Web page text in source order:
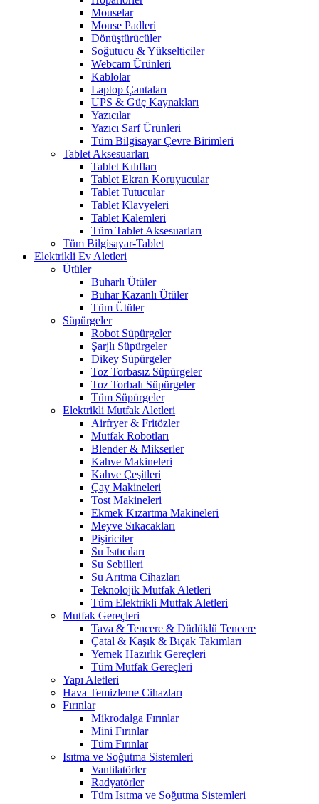
Mouselar
Mouse Padleri
Dönüştürücüler
Soğutucu & Yükselticiler
Webcam Ürünleri
Kablolar
Laptop Çantaları
UPS & Güç Kaynakları
Yazıcılar
Yazıcı Sarf Ürünleri
Tüm Bilgisayar Çevre Birimleri
Tablet Aksesuarları
Tablet Kılıfları
Tablet Ekran Koruyucular
Tablet Tutucular
Tablet Klavyeleri
Tablet Kalemleri
Tüm Tablet Aksesuarları
Tüm Bilgisayar-Tablet
Elektrikli Ev Aletleri
Ütüler
Buharlı Ütüler
Buhar Kazanlı Ütüler
Tüm Ütüler
Süpürgeler
Robot Süpürgeler
Şarjlı Süpürgeler
Dikey Süpürgeler
Toz Torbasız Süpürgeler
Toz Torbalı Süpürgeler
Tüm Süpürgeler
Elektrikli Mutfak Aletleri
Airfryer & Fritözler
Mutfak Robotları
Blender & Mikserler
Kahve Makineleri
Kahve Çeşitleri
Çay Makineleri
Tost Makineleri
Ekmek Kızartma Makineleri
Meyve Sıkacakları
Pişiriciler
Su Isıtıcıları
Su Sebilleri
Su Arıtma Cihazları
Teknolojik Mutfak Aletleri
Tüm Elektrikli Mutfak Aletleri
Mutfak Gereçleri
Tava & Tencere & Düdüklü Tencere
Çatal & Kaşık & Bıçak Takımları
Yemek Hazırlık Gereçleri
Tüm Mutfak Gereçleri
Yapı Aletleri
Hava Temizleme Cihazları
Fırınlar
Mikrodalga Fırınlar
Mini Fırınlar
Tüm Fırınlar
Isıtma ve Soğutma Sistemleri
Vantilatörler
Radyatörler
Tüm Isıtma ve Soğutma Sistemleri